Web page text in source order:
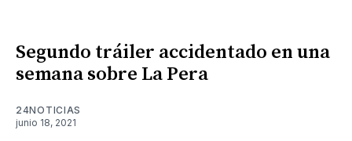
Segundo tráiler accidentado en una
semana sobre La Pera
24NOTICIAS
junio 18, 2021